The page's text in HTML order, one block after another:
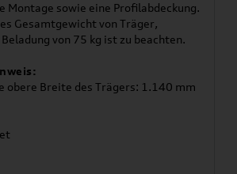
Montage sowie eine Profilabdeckung.
Gesamtgewicht von Träger,
von 75 kg ist zu beachten.
obere Breite des Trägers: 1.140 mm